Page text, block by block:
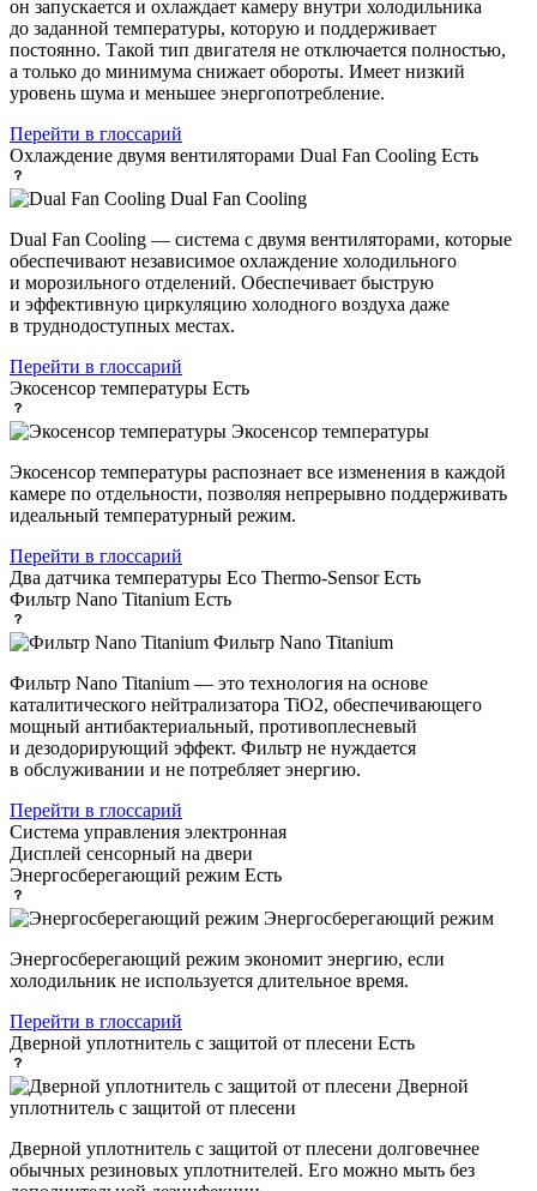
он запускается и охлаждает камеру внутри холодильника
до заданной температуры, которую и поддерживает
постоянно. Такой тип двигателя не отключается полностью,
а только до минимума снижает обороты. Имеет низкий
уровень шума и меньшее энергопотребление.
Перейти в глоссарий
Охлаждение двумя вентиляторами Dual Fan Cooling Есть
Dual Fan Cooling
Dual Fan Cooling — система с двумя вентиляторами, которые
обеспечивают независимое охлаждение холодильного
и морозильного отделений. Обеспечивает быструю
и эффективную циркуляцию холодного воздуха даже
в труднодоступных местах.
Перейти в глоссарий
Экосенсор температуры Есть
Экосенсор температуры
Экосенсор температуры распознает все изменения в каждой
камере по отдельности, позволяя непрерывно поддерживать
идеальный температурный режим.
Перейти в глоссарий
Два датчика температуры Eco Thermo-SensorЕсть
Фильтр Nano Titanium Есть
Фильтр Nano Titanium
Фильтр Nano Titanium — это технология на основе
каталитического нейтрализатора TiO2, обеспечивающего
мощный антибактериальный, противоплесневый
и дезодорирующий эффект. Фильтр не нуждается
в обслуживании и не потребляет энергию.
Перейти в глоссарий
Система управления электронная
Дисплей сенсорный на двери
Энергосберегающий режим Есть
Энергосберегающий режим
Энергосберегающий режим экономит энергию, если
холодильник не используется длительное время.
Перейти в глоссарий
Дверной уплотнитель с защитой от плесени Есть
Дверной
уплотнитель с защитой от плесени
Дверной уплотнитель с защитой от плесени долговечнее
обычных резиновых уплотнителей. Его можно мыть без